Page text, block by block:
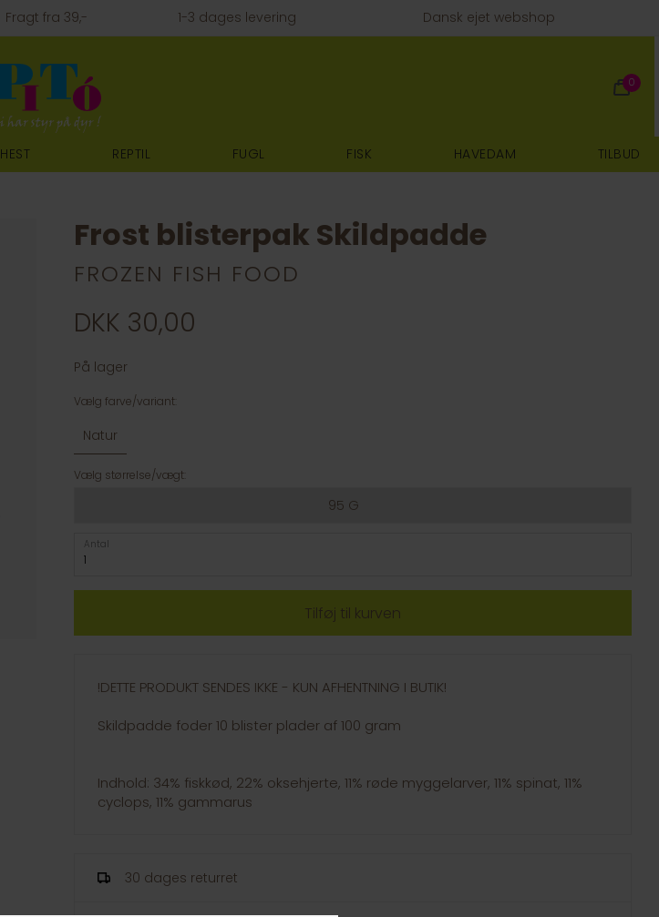
Fragt fra 39,- 1-3 dages levering Dansk ejet webshop
0
HEST REPTIL FUGL FISK HAVEDAM TILBUD
Frost blisterpak Skildpadde
FROZEN FISH FOOD
DKK 30,00
På lager
Vælg farve/variant:
Natur
Vælg størrelse/vægt:
95 G
Antal
!DETTE PRODUKT SENDES IKKE - KUN AFHENTNING I BUTIK!
Skildpadde foder 10 blister plader af 100 gram
Indhold: 34% fiskkød, 22% oksehjerte, 11% røde myggelarver, 11% spinat, 11%
cyclops, 11% gammarus
30 dages returret